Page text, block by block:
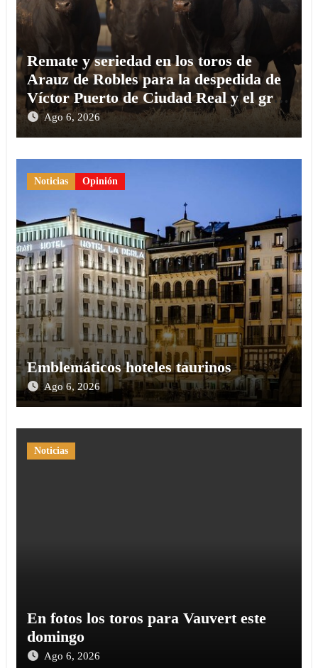
Remate y seriedad en los toros de
Arauz de Robles para la despedida de
Víctor Puerto de Ciudad Real y el gran
momento de Luque y Navalón
Ago 6, 2026
Noticias Opinión
Emblemáticos hoteles taurinos
Ago 6, 2026
Noticias
En fotos los toros para Vauvert este
domingo
Ago 6, 2026